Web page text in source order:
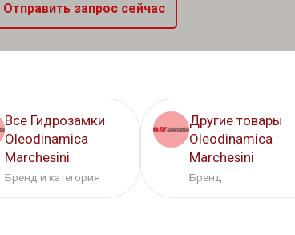
Отправить запрос сейчас
Все Гидрозамки
Oleodinamica
Marchesini
Бренд и категория
Другие товары
Oleodinamica
Marchesini
Бренд